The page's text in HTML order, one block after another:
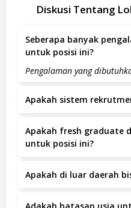
Diskusi Tentang
Seberapa banyak
untuk posisi ini?
Pengalaman yang
Apakah sistem
dipungut biaya apapun.
Apakah fresh graduate
untuk posisi ini?
pengalaman.
Apakah di luar daerah